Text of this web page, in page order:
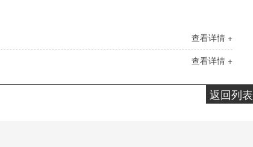
查看详情 +
查看详情 +
返回列表